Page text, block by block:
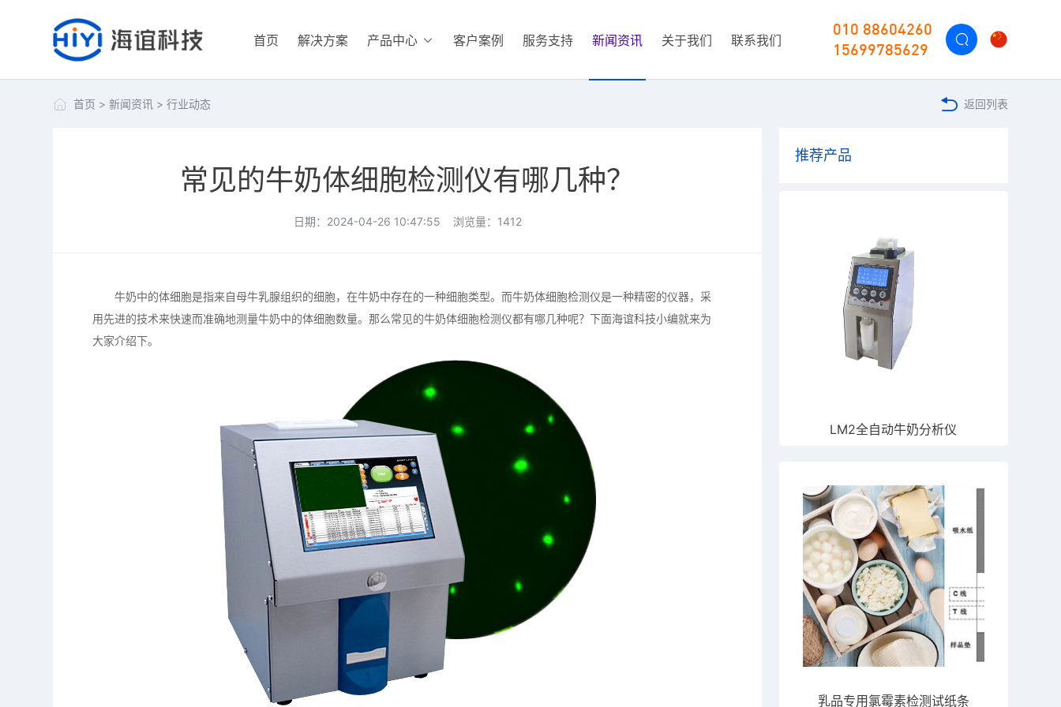
首页 解决方案 产品中心 客户案例 服务支持 新闻资讯 关于我们 联系我们
010 88604260
15699785629
首页 >新闻资讯 >行业动态 返回列表
常见的牛奶体细胞检测仪有哪几种？
日期：2024-04-26 10:47:55 浏览量：1412
牛奶中的体细胞是指来自母牛乳腺组织的细胞，在牛奶中存在的一种细胞类型。而牛奶体细胞检测仪是一种精密的仪器，采
用先进的技术来快速而准确地测量牛奶中的体细胞数量。那么常见的牛奶体细胞检测仪都有哪几种呢？下面海谊科技小编就来为
大家介绍下。
推荐产品
LM2全自动牛奶分析仪
乳品专用氯霉素检测试纸条